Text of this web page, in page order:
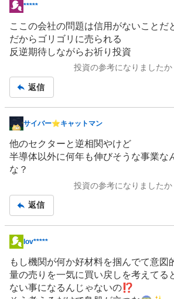
掲
示
板
記
*****
ここの会社の問題は信用がないことだ
だからゴリゴリに売られる
反逆期待しながらお祈り投資
投資の参考になりましたか
返信
掲
示
板
記
サイバー⭐︎キャットマン
他のセクターと逆相関やけど
半導体以外に何年も伸びそうな事業な
な？
投資の参考になりましたか
返信
掲
示
板
記
lov*****
もし機関が何か好材料を掴んでて意図
量の売りを一気に買い戻しを考えてる
ない事になるんじゃないの⁉️